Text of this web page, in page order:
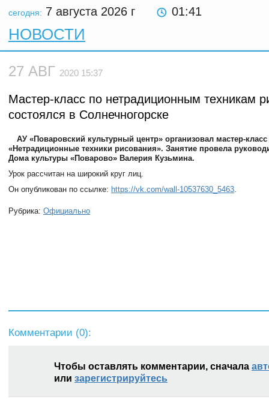
сегодня: 7 августа 2026 г 01:41
НОВОСТИ
27 АВГ 2020 15:37
Мастер-класс по нетрадиционным техникам
состоялся в Солнечногорске
АУ «Поваровский культурный центр» организовал мастер-класс
«Нетрадиционные техники рисования». Занятие провела
Дома культуры «Поварово» Валерия Кузьмина.
Урок рассчитан на широкий круг лиц.
Он опубликован по ссылке: https://vk.com/wall-10537630_5463.
Рубрика: Официально
Комментарии (0):
Чтобы оставлять комментарии, сначала
или зарегистрируйтесь